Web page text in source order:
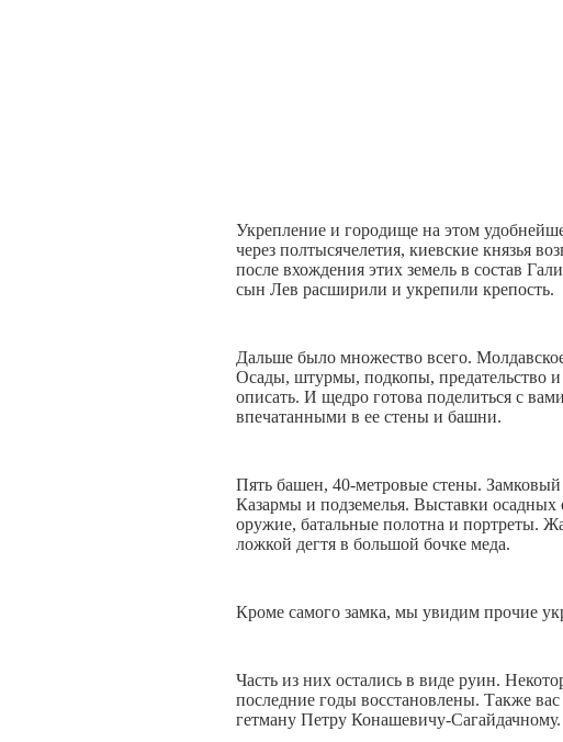
Укрепление и городище на этом
через полтысячелетия, киевские князья
после вхождения этих земель в состав
сын Лев расширили и укрепили крепость.
Дальше было множество всего.
Осады, штурмы, подкопы, предательство и
описать. И щедро готова поделиться с
впечатанными в ее стены и башни.
Пять башен, 40-метровые стены.
Казармы и подземелья. Выставки
оружие, батальные полотна и портреты.
ложкой дегтя в большой бочке меда.
Кроме самого замка, мы увидим прочие
Часть из них остались в виде руин.
последние годы восстановлены. Также
гетману Петру Конашевичу-Сагайдачному.